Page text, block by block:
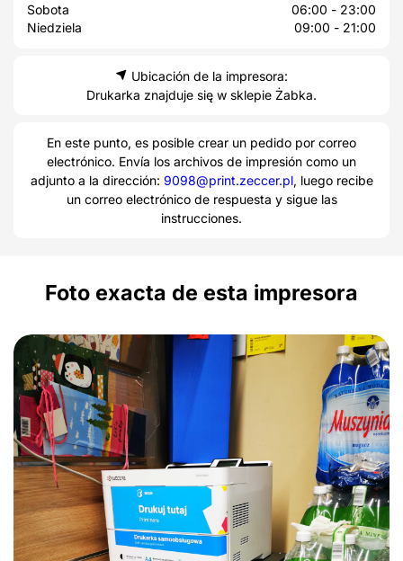
Sobota
06:00 - 23:00
Niedziela
09:00 - 21:00
Ubicación de la impresora:
Drukarka znajduje się w sklepie Żabka.
En este punto, es posible crear un pedido por correo
electrónico. Envía los archivos de impresión como un
adjunto a la dirección: 9098@print.zeccer.pl, luego recibe
un correo electrónico de respuesta y sigue las
instrucciones.
Foto exacta de esta impresora